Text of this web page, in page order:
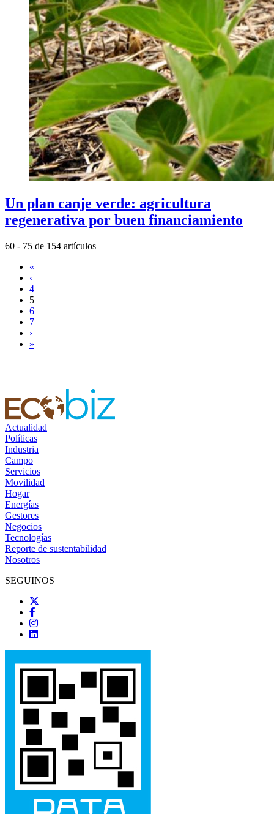
Un plan canje verde: agricultura
regenerativa por buen financiamiento
60 - 75 de 154 artículos
«
‹
4
5
6
7
›
»
Actualidad
Políticas
Industria
Campo
Servicios
Movilidad
Hogar
Energías
Gestores
Negocios
Tecnologías
Reporte de sustentabilidad
Nosotros
SEGUINOS